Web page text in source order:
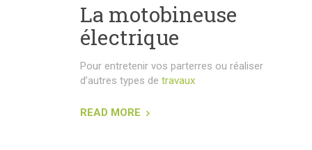
La motobineuse
électrique
Pour entretenir vos parterres ou réaliser
d’autres types de travaux
READ MORE